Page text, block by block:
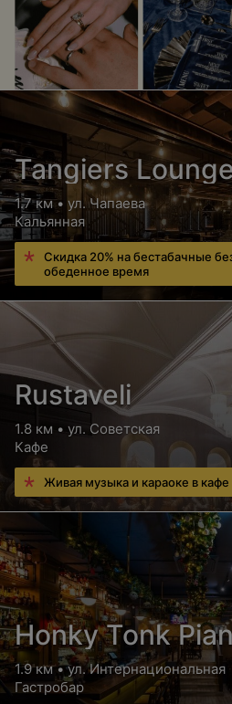
Tangiers
1.7 км • ул. Чапаева
Кальянная
Скидка 20% на бестабачные
обеденное время
Rustaveli
1.8 км • ул. Советская
Кафе
Живая музыка и караоке в кафе
Honky Tonk
1.9 км • ул. Интернациональная
Гастробар